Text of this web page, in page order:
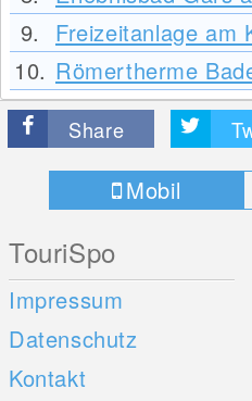
9.
Freizeitanlage am
10. Römertherme
Share
Mobil
TouriSpo
Impressum
Datenschutz
Kontakt